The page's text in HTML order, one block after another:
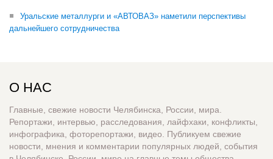
Уральские металлурги и «АВТОВАЗ» наметили перспективы
дальнейшего сотрудничества
О НАС
Главные, свежие новости Челябинска, России, мира.
Репортажи, интервью, расследования, лайфхаки, конфликты,
инфографика, фоторепортажи, видео. Публикуем свежие
новости, мнения и комментарии популярных людей, события